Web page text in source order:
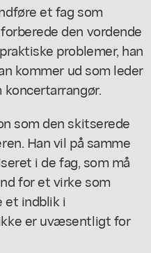
et fag som
den vordende
problemer, han
kommer ud som leder
som den skitserede
Han vil på samme
i de fag, som må
for et virke som
et indblik i
er uvæsentligt for